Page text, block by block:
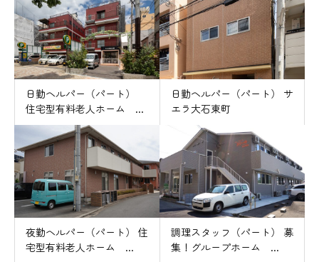
日勤ヘルパー（パート）
住宅型有料老人ホーム ...
日勤ヘルパー（パート） サ
エラ大石東町
夜勤ヘルパー（パート） 住
宅型有料老人ホーム ...
調理スタッフ（パート） 募
集！グループホーム ...